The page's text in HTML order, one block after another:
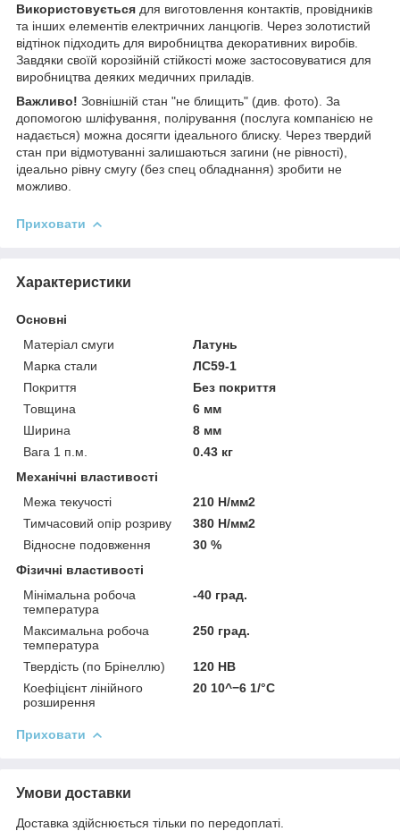
Використовується для виготовлення контактів, провідників
та інших елементів електричних ланцюгів. Через золотистий
відтінок підходить для виробництва декоративних виробів.
Завдяки своїй корозійній стійкості може застосовуватися для
виробництва деяких медичних приладів.
Важливо! Зовнішній стан "не блищить" (див. фото). За
допомогою шліфування, полірування (послуга компанією не
надається) можна досягти ідеального блиску. Через твердий
стан при відмотуванні залишаються загини (не рівності),
ідеально рівну смугу (без спец обладнання) зробити не
можливо.
Приховати
Характеристики
Основні
Матеріал смуги
Латунь
Марка стали
ЛС59-1
Покриття
Без покриття
Товщина
6 мм
Ширина
8 мм
Вага 1 п.м.
0.43 кг
Механічні властивості
Межа текучості
210 Н/мм2
Тимчасовий опір розриву
380 Н/мм2
Відносне подовження
30 %
Фізичні властивості
Мінімальна робоча
температура
-40 град.
Максимальна робоча
температура
250 град.
Твердість (по Брінеллю)
120 НВ
Коефіцієнт лінійного
розширення
20 10^−6 1/°C
Приховати
Умови доставки
Доставка здійснюється тільки по передоплаті.